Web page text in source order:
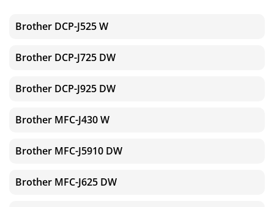
Brother DCP-J525 W
Brother DCP-J725 DW
Brother DCP-J925 DW
Brother MFC-J430 W
Brother MFC-J5910 DW
Brother MFC-J625 DW